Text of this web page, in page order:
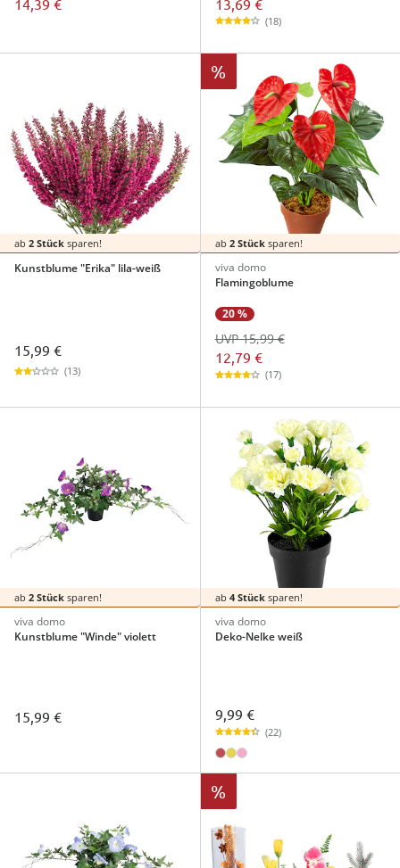
(18)
ab 2 Stück sparen!
Kunstblume "Erika" lila-weiß
15,99 €
(13)
%
ab 2 Stücksparen!
viva domo
Flamingoblume
20 %
12,79 €
UVP 15,99 €
(17)
ab 2 Stück sparen!
viva domo
Kunstblume "Winde" violett
15,99 €
ab 4 Stücksparen!
viva domo
Deko-Nelke weiß
9,99 €
(22)
%